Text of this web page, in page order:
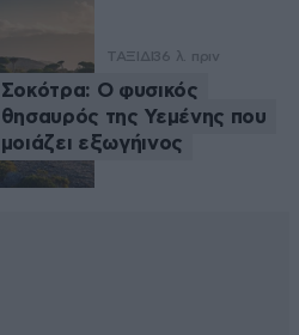
ΤΑΞΙΔΙ36 λ. πριν
Σοκότρα: Ο φυσικός
θησαυρός της Υεμένης που
μοιάζει εξωγήινος